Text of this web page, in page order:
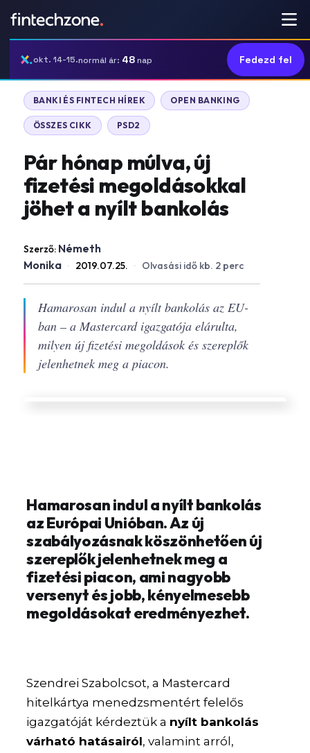
okt. 14-15.normál ár: 48nap Fedezd fel
BANKI ÉS FINTECH HÍREK OPEN BANKING
ÖSSZES CIKK PSD2
Pár hónap múlva, új
fizetési megoldásokkal
jöhet a nyílt bankolás
Szerző: Németh
Monika · 2019.07.25. · Olvasási idő kb. 2 perc
Hamarosan indul a nyílt bankolás az EU-
ban – a Mastercard igazgatója elárulta,
milyen új fizetési megoldások és szereplők
jelenhetnek meg a piacon.
Hamarosan indul a nyílt bankolás
az Európai Unióban. Az új
szabályozásnak köszönhetően új
szereplők jelenhetnek meg a
fizetési piacon, ami nagyobb
versenyt és jobb, kényelmesebb
megoldásokat eredményezhet.
Szendrei Szabolcsot, a Mastercard
hitelkártya menedzsmentért felelős
igazgatóját kérdeztük a nyílt bankolás
várható hatásairól, valamint arról,